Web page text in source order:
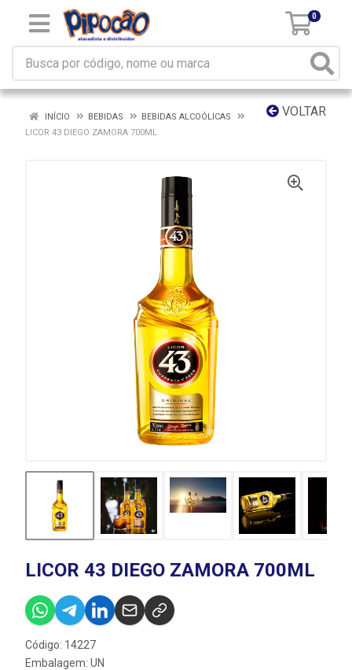
0
VOLTAR
INÍCIO BEBIDAS
BEBIDAS ALCOÓLICAS
LICOR 43 DIEGO ZAMORA 700ML
LICOR 43 DIEGO ZAMORA 700ML
Código: 14227
Embalagem: UN